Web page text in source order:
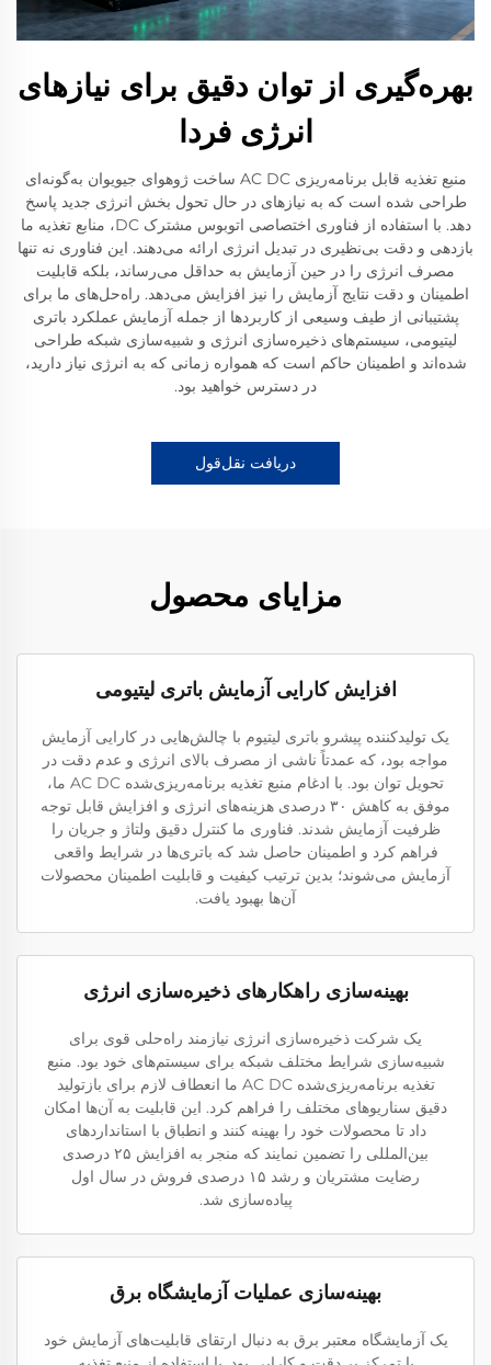
بهره‌گیری از توان دقیق برای نیازهای
انرژی فردا
منبع تغذیه قابل برنامه‌ریزی AC DC ساخت ژوهوای جیویوان به‌گونه‌ای
طراحی شده است که به نیازهای در حال تحول بخش انرژی جدید پاسخ
دهد. با استفاده از فناوری اختصاصی اتوبوس مشترک DC، منابع تغذیه ما
بازدهی و دقت بی‌نظیری در تبدیل انرژی ارائه می‌دهند. این فناوری نه تنها
مصرف انرژی را در حین آزمایش به حداقل می‌رساند، بلکه قابلیت
اطمینان و دقت نتایج آزمایش را نیز افزایش می‌دهد. راه‌حل‌های ما برای
پشتیبانی از طیف وسیعی از کاربردها از جمله آزمایش عملکرد باتری
لیتیومی، سیستم‌های ذخیره‌سازی انرژی و شبیه‌سازی شبکه طراحی
شده‌اند و اطمینان حاکم است که همواره زمانی که به انرژی نیاز دارید،
در دسترس خواهید بود.
دریافت نقل‌قول
مزایای محصول
افزایش کارایی آزمایش باتری لیتیومی
یک تولیدکننده پیشرو باتری لیتیوم با چالش‌هایی در کارایی آزمایش
مواجه بود، که عمدتاً ناشی از مصرف بالای انرژی و عدم دقت در
تحویل توان بود. با ادغام منبع تغذیه برنامه‌ریزی‌شده AC DC ما،
موفق به کاهش ۳۰ درصدی هزینه‌های انرژی و افزایش قابل توجه
ظرفیت آزمایش شدند. فناوری ما کنترل دقیق ولتاژ و جریان را
فراهم کرد و اطمینان حاصل شد که باتری‌ها در شرایط واقعی
آزمایش می‌شوند؛ بدین ترتیب کیفیت و قابلیت اطمینان محصولات
آن‌ها بهبود یافت.
بهینه‌سازی راهکارهای ذخیره‌سازی انرژی
یک شرکت ذخیره‌سازی انرژی نیازمند راه‌حلی قوی برای
شبیه‌سازی شرایط مختلف شبکه برای سیستم‌های خود بود. منبع
تغذیه برنامه‌ریزی‌شده AC DC ما انعطاف لازم برای بازتولید
دقیق سناریوهای مختلف را فراهم کرد. این قابلیت به آن‌ها امکان
داد تا محصولات خود را بهینه کنند و انطباق با استانداردهای
بین‌المللی را تضمین نمایند که منجر به افزایش ۲۵ درصدی
رضایت مشتریان و رشد ۱۵ درصدی فروش در سال اول
پیاده‌سازی شد.
بهینه‌سازی عملیات آزمایشگاه برق
یک آزمایشگاه معتبر برق به دنبال ارتقای قابلیت‌های آزمایش خود